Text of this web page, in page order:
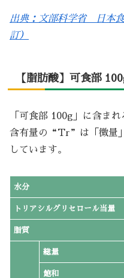
出典：文部科学省 日本
訂）
【脂肪酸】可食部
「可食部 100g」に含ま
含有量の“Tr”は「微量
しています。
水分
トリアシルグリセロール当量
脂質
総量
飽和